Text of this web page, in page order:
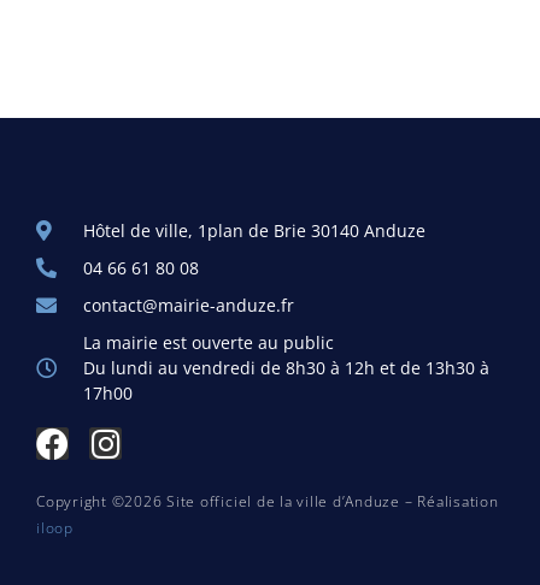
Hôtel de ville, 1plan de Brie 30140 Anduze
04 66 61 80 08
contact@mairie-anduze.fr
La mairie est ouverte au public
Du lundi au vendredi de 8h30 à 12h et de 13h30 à
17h00
Copyright ©2026 Site officiel de la ville d’Anduze – Réalisation
iloop